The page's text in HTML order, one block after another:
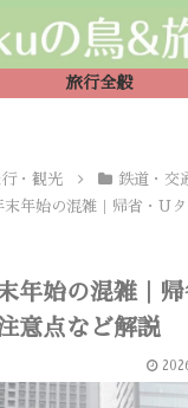
旅行全般
・観光 鉄道・交
末年始の混雑｜帰省・U
年始の混雑｜
意点など解説